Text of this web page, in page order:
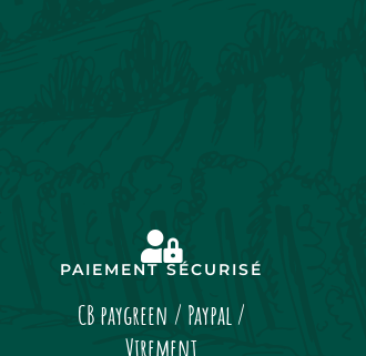
PAIEMENT SÉCURISÉ
CB paygreen / Paypal /
Virement